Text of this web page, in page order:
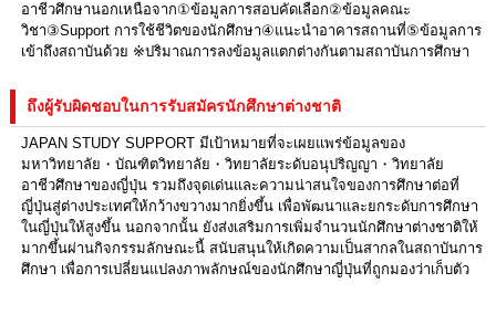
อาชีวศึกษานอกเหนือจาก①ข้อมูลการสอบคัดเลือก②ข้อมูลคณะ
วิชา③Support การใช้ชีวิตของนักศึกษา④แนะนำอาคารสถานที่⑤ข้อมูลการ
เข้าถึงสถาบันด้วย ※ปริมาณการลงข้อมูลแตกต่างกันตามสถาบันการศึกษา
ถึงผู้รับผิดชอบในการรับสมัครนักศึกษาต่างชาติ
JAPAN STUDY SUPPORT มีเป้าหมายที่จะเผยแพร่ข้อมูลของ
มหาวิทยาลัย・บัณฑิตวิทยาลัย・วิทยาลัยระดับอนุปริญญา・วิทยาลัย
อาชีวศึกษาของญี่ปุ่น รวมถึงจุดเด่นและความน่าสนใจของการศึกษาต่อที่
ญี่ปุ่นสู่ต่างประเทศให้กว้างขวางมากยิ่งขึ้น เพื่อพัฒนาและยกระดับการศึกษา
ในญี่ปุ่นให้สูงขึ้น นอกจากนั้น ยังส่งเสริมการเพิ่มจำนวนนักศึกษาต่างชาติให้
มากขึ้นผ่านกิจกรรมลักษณะนี้ สนับสนุนให้เกิดความเป็นสากลในสถาบันการ
ศึกษา เพื่อการเปลี่ยนแปลงภาพลักษณ์ของนักศึกษาญี่ปุ่นที่ถูกมองว่าเก็บตัว